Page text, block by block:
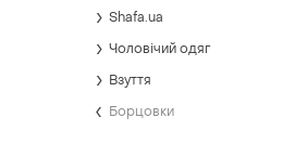
Shafa.ua
Чоловічий одяг
Взуття
Борцовки